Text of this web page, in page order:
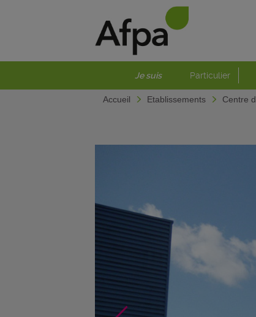
Je suis Particulier
Accueil Etablissements Centre